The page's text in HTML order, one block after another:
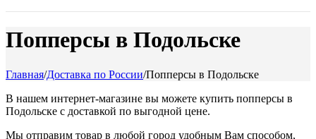
Попперсы в Подольске
Главная/Доставка по России/Попперсы в Подольске
В нашем интернет-магазине вы можете купить попперсы в
Подольске с доставкой по выгодной цене.
Мы отправим товар в любой город удобным Вам способом,